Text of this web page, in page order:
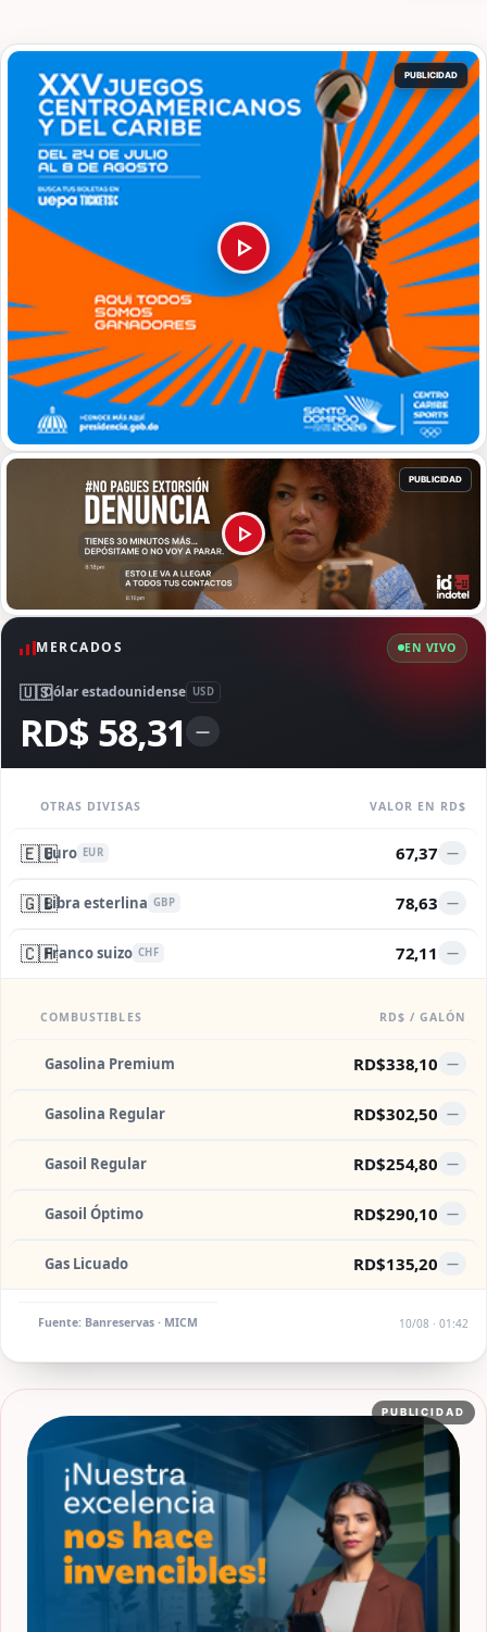
MERCADOS EN VIVO
🇺🇸Dólar estadounidense USD
RD$ 58,31 —
OTRAS DIVISAS VALOR EN RD$
🇪🇺Euro EUR 67,37 —
🇬🇧Libra esterlina GBP 78,63 —
🇨🇭Franco suizo CHF 72,11 —
COMBUSTIBLES RD$ / GALÓN
Gasolina Premium RD$338,10 —
Gasolina Regular RD$302,50 —
Gasoil Regular RD$254,80 —
Gasoil Óptimo RD$290,10 —
Gas Licuado RD$135,20 —
Fuente: Banreservas · MICM 10/08 · 01:42
PUBLICIDAD